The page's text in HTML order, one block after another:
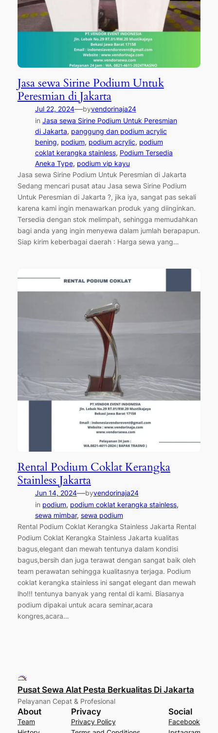
Jasa sewa Sirine Podium Untuk
Peresmian di Jakarta
Jul 22, 2024—byvendorinaja24
in Jasa sewa Sirine Podium Untuk Peresmian
di Jakarta, panggung dan podium acrylic
bening, podium, podium acrylic, podium
coklat kerangka stainless, Podium Tersedia
Aneka Type, podium vip kayu
Jasa sewa Sirine Podium Untuk Peresmian di Jakarta
Sedang mencari pusat atau Jasa sewa Sirine Podium
Untuk Peresmian di Jakarta ?, jika iya, sangat pas sekali
karena kami ingin menawarkan produk yang diinginkan.
Tersedia dengan stok melimpah, sehingga memudahkan
bagi anda yang ingin menyewa dalam jumlah berapapun.
Siap kirim keberbagai daerah : Harga sewa yang…
Rental Podium Coklat Kerangka
Stainless Jakarta
Jun 14, 2024—byvendorinaja24
in podium, podium coklat kerangka stainless
sewa mimbar, sewa podium
Rental Podium Coklat Kerangka Stainless Jakarta Rental
Podium Coklat Kerangka Stainless Jakarta kualitas
bagus,elegant dan mewah tentunya dalam kondisi
bagus,bersih dan juga terawat dengan sangat baik oleh
team perawatan sehingga kualitasnya terjaga. Podium
coklat kerangka stainless ini sangat elegant dan mewah
lho!!! tentunya banyak yang rental di kami. Biasanya
podium dipakai untuk acara seminar,acara
kongres,acara…
Pusat Sewa Alat Pesta Berkualitas Di Jakarta
Pelayanan Cepat & Profesional
About
Team
Privacy
Privacy Policy
Social
Facebook